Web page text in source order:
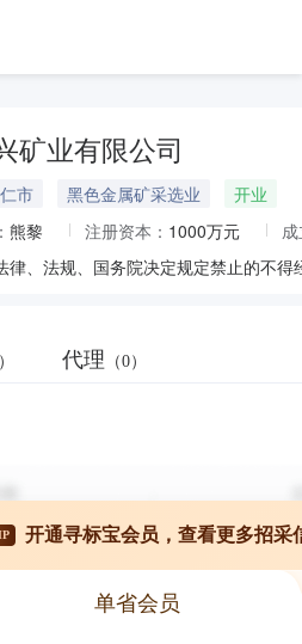
矿业有限公司
市 黑色金属矿采选业
开业
熊黎 注册资本： 1000万元
代理 （0）
开通寻标宝会员，查看更多招采
单省会员